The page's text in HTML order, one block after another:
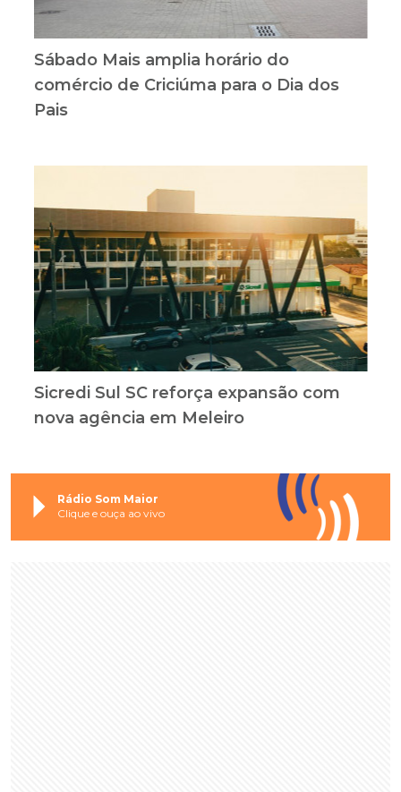
Sábado Mais amplia horário do
comércio de Criciúma para o Dia dos
Pais
Sicredi Sul SC reforça expansão com
nova agência em Meleiro
Rádio Som Maior
Clique e ouça ao vivo